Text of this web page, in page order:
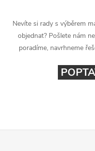
Nevíte si rady s výběrem
objednat? Pošlete nám
poradíme, navrhneme